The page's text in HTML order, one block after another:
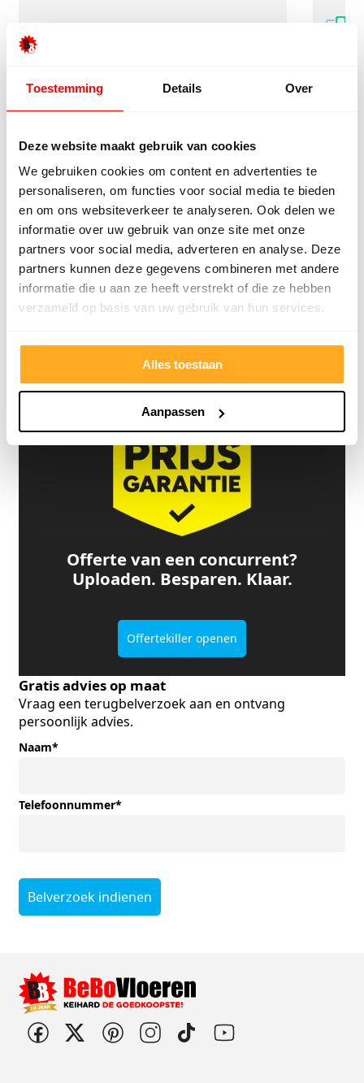
Toestemming Details Over
Deze website maakt gebruik van cookies
We gebruiken cookies om content en advertenties te
personaliseren, om functies voor social media te bieden
en om ons websiteverkeer te analyseren. Ook delen we
informatie over uw gebruik van onze site met onze
partners voor social media, adverteren en analyse. Deze
partners kunnen deze gegevens combineren met andere
informatie die u aan ze heeft verstrekt of die ze hebben
verzameld op basis van uw gebruik van hun services.
Alles toestaan
Aanpassen
9/10 5272 reviews
4.8/5 24.553 reviews
Offerte van een concurrent?
Uploaden. Besparen. Klaar.
Offertekiller openen
Gratis advies op maat
Vraag een terugbelverzoek aan en ontvang
persoonlijk advies.
Naam*
Telefoonnummer*
Belverzoek indienen